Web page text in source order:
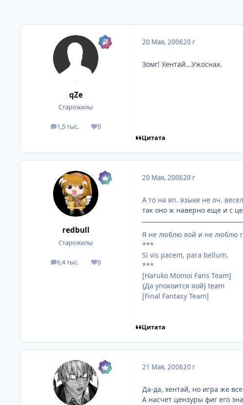
qZe
Старожилы
1,5 тыс.
посты 0
Репутация
20 Мая, 200620 г
Зомг! Хентай...Ужоснах.
Цитата
redbull
Старожилы
6,4 тыс.
посты 0
Репутация
20 Мая, 200620 г
А то на яп. языке не оч.
так оно ж наверно еще и с
Я не люблю яой и не люблю
***
Si vis pacem, para bellum.
***
[Haruko Momoi Fans Team]
{Да упокоится яой} team
[Final Fantasy Team]
Цитата
21 Мая, 200620 г
Да-да, хентай, но игра же
А насчет цензуры фиг его